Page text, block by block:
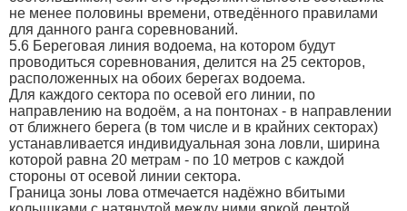
не менее половины времени, отведённого правилами
для данного ранга соревнований.
5.6 Береговая линия водоема, на котором будут
проводиться соревнования, делится на 25 секторов,
расположенных на обоих берегах водоема.
Для каждого сектора по осевой его линии, по
направлению на водоём, а на понтонах - в направлении
от ближнего берега (в том числе и в крайних секторах)
устанавливается индивидуальная зона ловли, ширина
которой равна 20 метрам - по 10 метров с каждой
стороны от осевой линии сектора.
Граница зоны лова отмечается надёжно вбитыми